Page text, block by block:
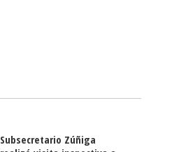
Subsecretario Zúñiga